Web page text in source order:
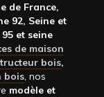
de France,
92, Seine et
et seine
de maison
bois,
bois, nos
modèle et